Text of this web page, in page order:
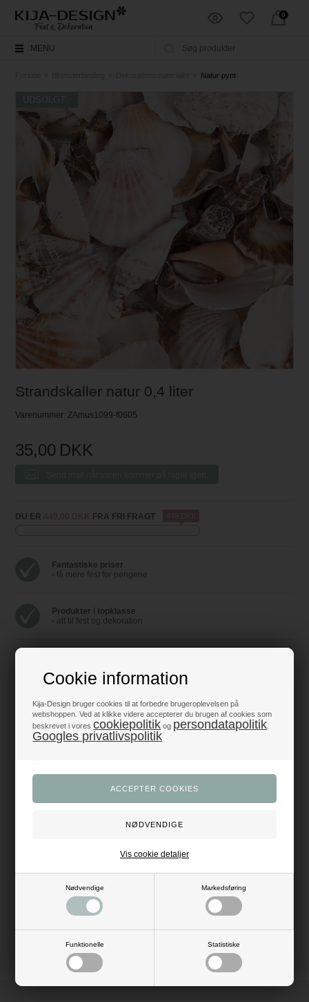
Cookie information
Kija-Design bruger cookies til at forbedre brugeroplevelsen på
webshoppen. Ved at klikke videre accepterer du brugen af cookies som
beskrevet i vorescookiepolitik og persondatapolitik
Googles privatlivspolitik
Nødvendige Markedsføring
Funktionelle Statistiske
Vis cookie detaljer
0
MENU
Natur pynt
Strandskaller natur 0,4 liter
Varenummer:ZAmus1099-f0605
35,00 DKK
DU ER FRA FRI FRAGT
Fantastiske priser
- få mere fest for pengene
Produkter i topklasse
- alt til fest og dekoration
Dansk webshop
- med hurtig levering
Når det handler om blomsterbinding, så er det i detaljen,
helhedsindtrykket ligger. Her får du mange forskellige former for
strandskaller og muslingeskaller, som du kan bruge som finish i dine
dekorationer, så de får et naturligt look.
Skallerne kan bruges i blomsterdekorationer, i fade sammen med nogle
lokale- eller bordudsmykningen.
Køb strandskaller og alt detnatur pynt, du har brug for til din
Indhold: 0,4 liter